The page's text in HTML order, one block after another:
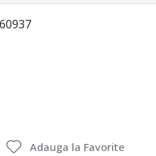
Adauga la Favorite